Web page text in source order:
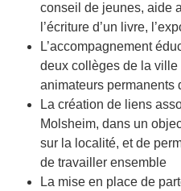
conseil de jeunes, aide
l’écriture d’un livre,
L’accompagnement
deux collèges de la
animateurs permanents
La création de liens
Molsheim, dans un
sur la localité, et de
de travailler ensemble
La mise en place de